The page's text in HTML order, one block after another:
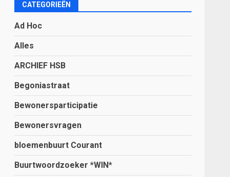
CATEGORIEËN
Ad Hoc
Alles
ARCHIEF HSB
Begoniastraat
Bewonersparticipatie
Bewonersvragen
bloemenbuurt Courant
Buurtwoordzoeker *WIN*